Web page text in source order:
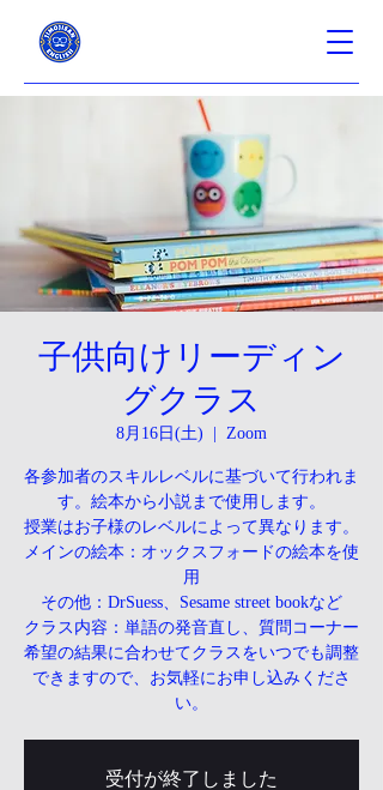
子供向けリーディン
グクラス
8月16日(土) Zoom
各参加者のスキルレベルに基づいて行われま
す。絵本から小説まで使用します。
授業はお子様のレベルによって異なります。
メインの絵本：オックスフォードの絵本を使
用
その他：DrSuess、Sesame street bookなど
クラス内容：単語の発音直し、質問コーナー
希望の結果に合わせてクラスをいつでも調整
できますので、お気軽にお申し込みくださ
い。
受付が終了しました